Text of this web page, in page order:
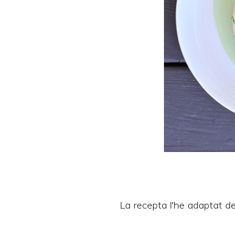
La recepta l'he adaptat